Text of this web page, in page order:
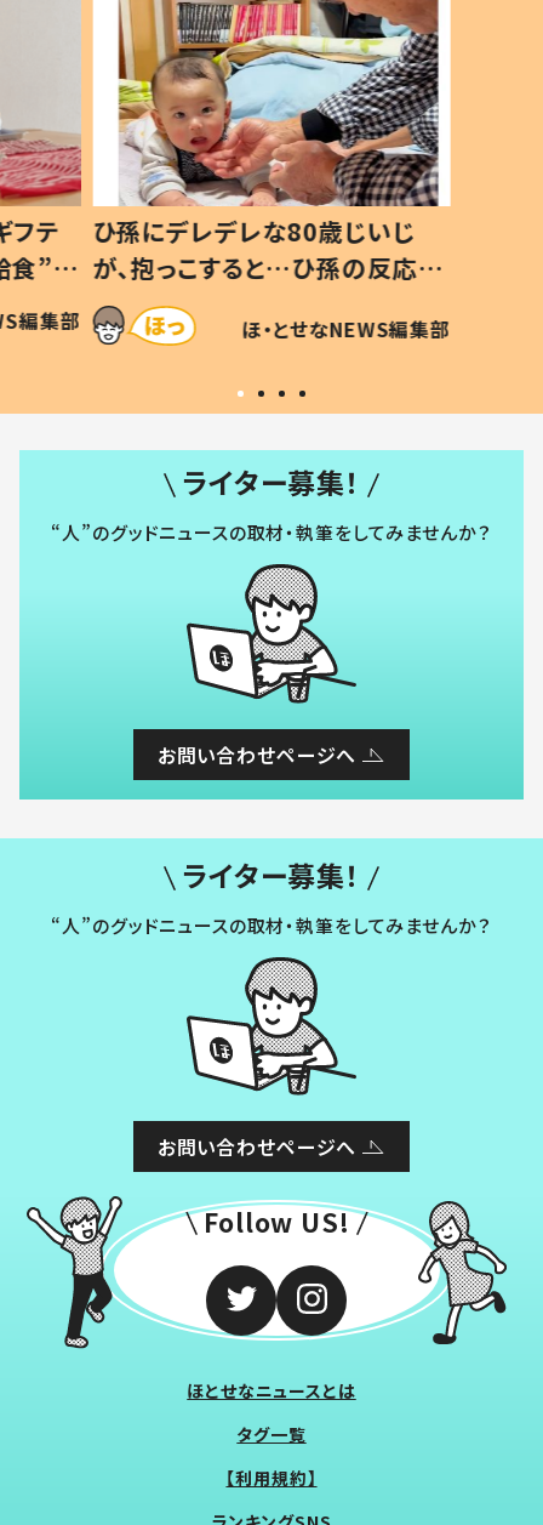
フテ
食”を
の親
編集部
ひ孫にデレデレな80歳じいじ
が、抱っこすると…ひ孫の反応に
「涙が出ました」「可愛くて仕方な
い」
ほ・とせなNEWS編集部
ライター募集！
“人”のグッドニュースの取材・執筆をしてみませんか？
お問い合わせページへ
ライター募集！
“人”のグッドニュースの取材・執筆をしてみませんか？
お問い合わせページへ
Follow US!
ほとせなニュースとは
タグ一覧
【利用規約】